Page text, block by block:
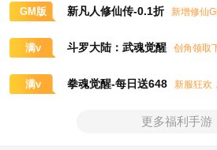
GM版 新凡人修仙传-0.1折
新增修仙
满v 斗罗大陆：武魂觉醒
创角领取
满v 拳魂觉醒-每日送648
新服狂欢
更多福利手游